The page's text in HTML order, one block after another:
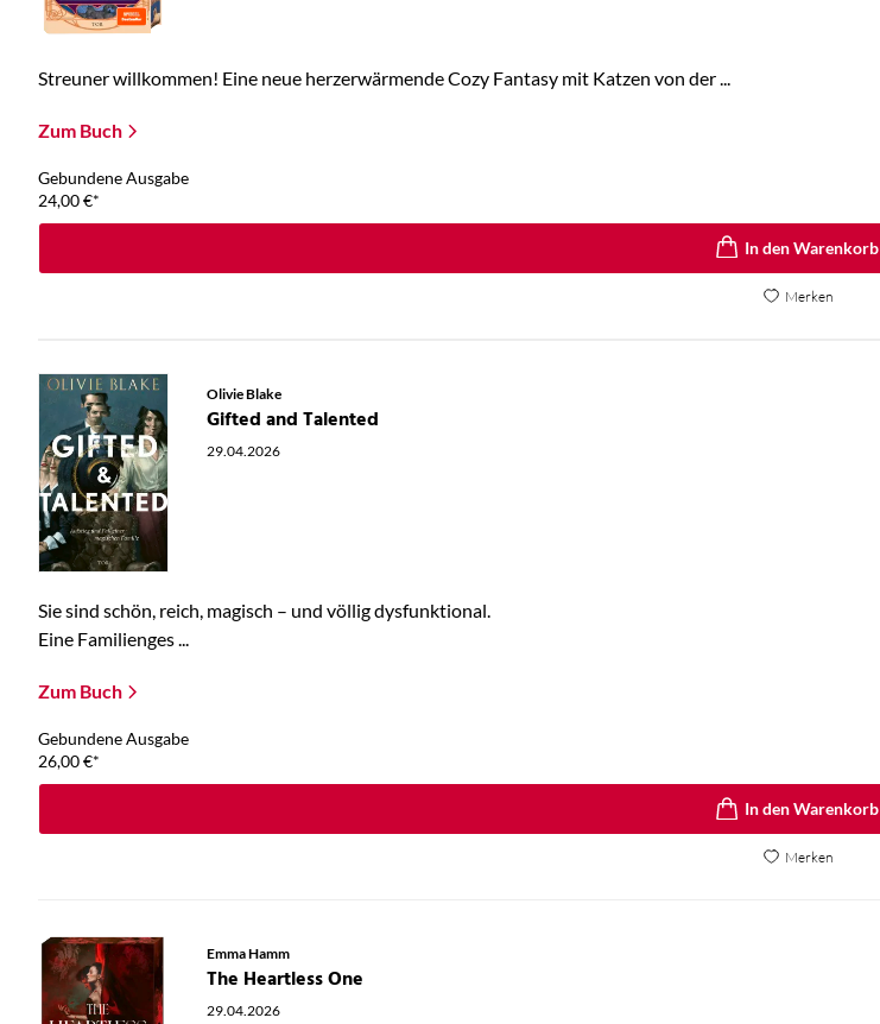
Streuner willkommen! Eine neue herzerwärmende Cozy Fantasy mit Katzen von der ...
Zum Buch
Gebundene Ausgabe
24,00€*
In den Warenkorb
Merken
Olivie Blake
Gifted and Talented
29.04.2026
Sie sind schön, reich, magisch – und völlig dysfunktional.
Eine Familienges ...
Zum Buch
Gebundene Ausgabe
26,00€*
In den Warenkorb
Merken
Emma Hamm
The Heartless One
29.04.2026